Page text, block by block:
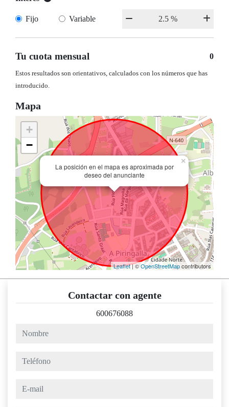
Fijo Variable
Tu cuota mensual 0
Estos resultados son orientativos, calculados con los números que has
introducido.
Mapa
La posición en el mapa es aproximada por
deseo del anunciante
×
+
−
Leaflet| ©OpenStreetMapcontributors
Contactar con agente
600676088
nombre
teléfono
e-mail